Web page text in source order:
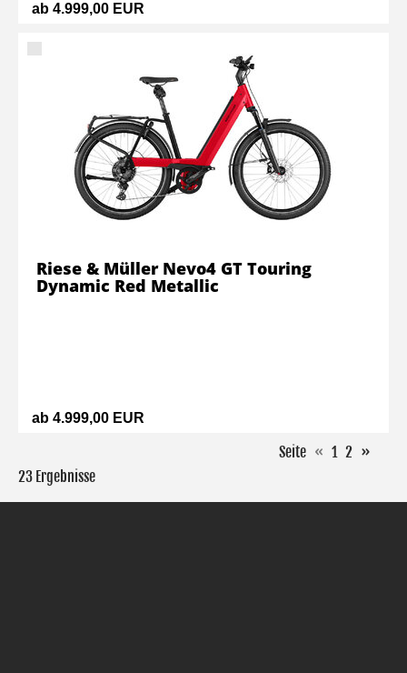
ab 4.999,00 EUR
ab 4.999,00 EUR
Riese & Müller Nevo4 GT Touring
Dynamic Red Metallic
Seite « 1 2 »
23 Ergebnisse